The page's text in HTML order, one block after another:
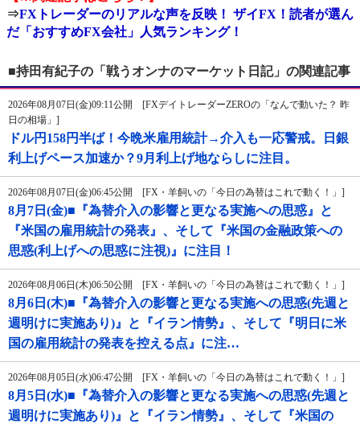
⇒FXトレーダーのリアルな声を反映！ ザイFX！読者が選ん
だ「おすすめFX会社」人気ランキング！
■持田有紀子の「戦うオンナのマーケット日記」の関連記事
2026年08月07日(金)09:11公開 [FXデイトレーダーZEROの「なんで動いた？ 昨
日の相場」]
ドル円158円半ば！今晩米雇用統計→介入も一応警戒。日銀
利上げペース加速か？9月利上げ地ならしに注目。
2026年08月07日(金)06:45公開 [FX・羊飼いの「今日の為替はこれで動く！」]
8月7日(金)■『為替介入の影響と更なる実施への思惑』と
『米国の雇用統計の発表』、そして『米国の金融政策への
思惑(利上げへの思惑に注視)』に注目！
2026年08月06日(木)06:50公開 [FX・羊飼いの「今日の為替はこれで動く！」]
8月6日(木)■『為替介入の影響と更なる実施への思惑(先週と
週明けに実施あり)』と『イラン情勢』、そして『明日に米
国の雇用統計の発表を控える点』に注…
2026年08月05日(水)06:47公開 [FX・羊飼いの「今日の為替はこれで動く！」]
8月5日(水)■『為替介入の影響と更なる実施への思惑(先週と
週明けに実施あり)』と『イラン情勢』、そして『米国の